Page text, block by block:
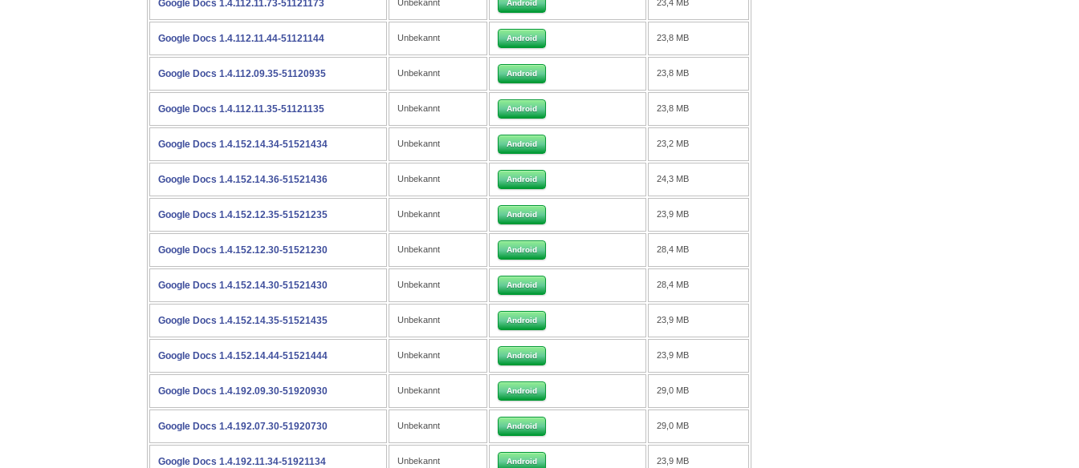
Google Docs 1.4.112.11.73-51121173 Unbekannt Android 23,4 MB
Google Docs 1.4.112.11.44-51121144 Unbekannt Android 23,8 MB
Google Docs 1.4.112.09.35-51120935 Unbekannt Android 23,8 MB
Google Docs 1.4.112.11.35-51121135 Unbekannt Android 23,8 MB
Google Docs 1.4.152.14.34-51521434 Unbekannt Android 23,2 MB
Google Docs 1.4.152.14.36-51521436 Unbekannt Android 24,3 MB
Google Docs 1.4.152.12.35-51521235 Unbekannt Android 23,9 MB
Google Docs 1.4.152.12.30-51521230 Unbekannt Android 28,4 MB
Google Docs 1.4.152.14.30-51521430 Unbekannt Android 28,4 MB
Google Docs 1.4.152.14.35-51521435 Unbekannt Android 23,9 MB
Google Docs 1.4.152.14.44-51521444 Unbekannt Android 23,9 MB
Google Docs 1.4.192.09.30-51920930 Unbekannt Android 29,0 MB
Google Docs 1.4.192.07.30-51920730 Unbekannt Android 29,0 MB
Google Docs 1.4.192.11.34-51921134 Unbekannt Android 23,9 MB